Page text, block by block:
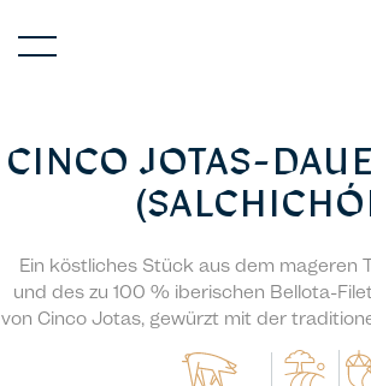
CINCO JOTAS-
Ein köstliches Stück aus dem mageren
und des zu 100 % iberischen Bellota-
von Cinco Jotas, gewürzt mit der